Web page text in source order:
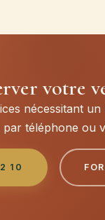
votre
nécessitant
téléphone ou
10